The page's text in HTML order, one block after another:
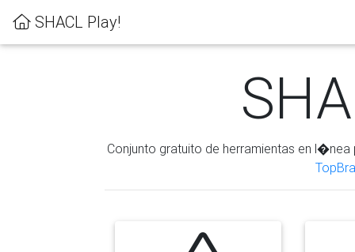
SHACL Play!
Conjunto gratuito de herramientas en